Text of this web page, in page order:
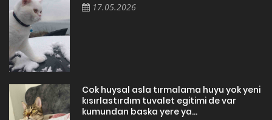
17.05.2026
Cok huysal asla tırmalama huyu yok yeni
kısırlastırdım tuvalet egitimi de var
kumundan baska yere ya...